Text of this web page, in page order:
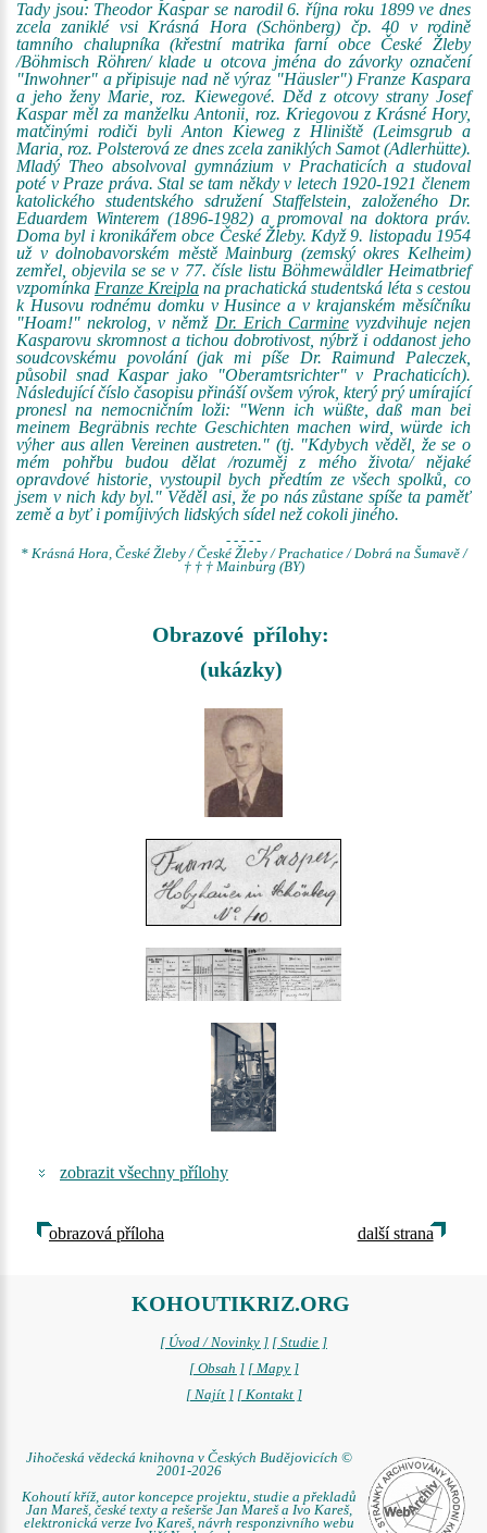
Tady jsou: Theodor Kaspar se narodil 6. října roku 1899 ve dnes
zcela zaniklé vsi Krásná Hora (Schönberg) čp. 40 v rodině
tamního chalupníka (křestní matrika farní obce České Žleby
/Böhmisch Röhren/ klade u otcova jména do závorky označení
"Inwohner" a připisuje nad ně výraz "Häusler") Franze Kaspara
a jeho ženy Marie, roz. Kiewegové. Děd z otcovy strany Josef
Kaspar měl za manželku Antonii, roz. Kriegovou z Krásné Hory,
matčinými rodiči byli Anton Kieweg z Hliniště (Leimsgrub a
Maria, roz. Polsterová ze dnes zcela zaniklých Samot (Adlerhütte).
Mladý Theo absolvoval gymnázium v Prachaticích a studoval
poté v Praze práva. Stal se tam někdy v letech 1920-1921 členem
katolického studentského sdružení Staffelstein, založeného Dr.
Eduardem Winterem (1896-1982) a promoval na doktora práv.
Doma byl i kronikářem obce České Žleby. Když 9. listopadu 1954
už v dolnobavorském městě Mainburg (zemský okres Kelheim)
zemřel, objevila se se v 77. čísle listu Böhmewäldler Heimatbrief
vzpomínka Franze Kreipla na prachatická studentská léta s cestou
k Husovu rodnému domku v Husince a v krajanském měsíčníku
"Hoam!" nekrolog, v němž Dr. Erich Carminevyzdvihuje nejen
Kasparovu skromnost a tichou dobrotivost, nýbrž i oddanost jeho
soudcovskému povolání (jak mi píše Dr. Raimund Paleczek,
působil snad Kaspar jako "Oberamtsrichter" v Prachaticích).
Následující číslo časopisu přináší ovšem výrok, který prý umírající
pronesl na nemocničním loži: "Wenn ich wüßte, daß man bei
meinem Begräbnis rechte Geschichten machen wird, würde ich
výher aus allen Vereinen austreten." (tj. "Kdybych věděl, že se o
mém pohřbu budou dělat /rozuměj z mého života/ nějaké
opravdové historie, vystoupil bych předtím ze všech spolků, co
jsem v nich kdy byl." Věděl asi, že po nás zůstane spíše ta paměť
země a byť i pomíjivých lidských sídel než cokoli jiného.
- - - - -
* Krásná Hora, České Žleby / České Žleby / Prachatice / Dobrá na Šumavě /
† † † Mainburg (BY)
Obrazové přílohy:
(ukázky)
zobrazit všechny přílohy
obrazová příloha další strana
KOHOUTIKRIZ.ORG
[ Úvod / Novinky ] [ Studie ]
[ Obsah ] [ Mapy ]
[ Najít ] [ Kontakt ]
Jihočeská vědecká knihovna v Českých Budějovicích ©
2001-2026
Kohoutí kříž, autor koncepce projektu, studie a překladů
Jan Mareš, české texty a rešerše Jan Mareš a Ivo Kareš,
elektronická verze Ivo Kareš, návrh responzivního webu